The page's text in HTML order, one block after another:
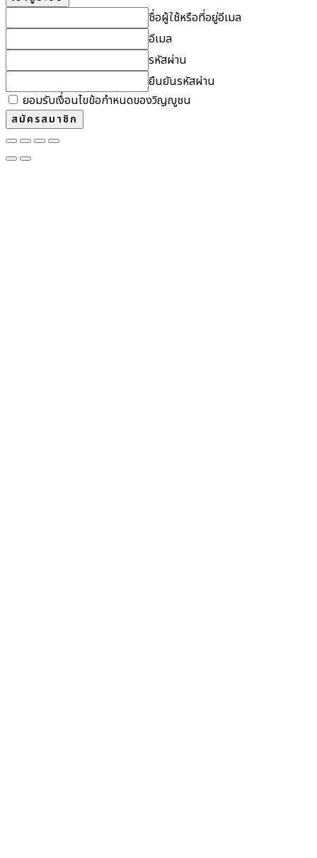
ชื่อผู้ใช้หรือที่อยู่อีเมล
อีเมล
รหัสผ่าน
ยืนยันรหัสผ่าน
ยอมรับเงื่อนไขข้อกำหนดของวิญญูชน